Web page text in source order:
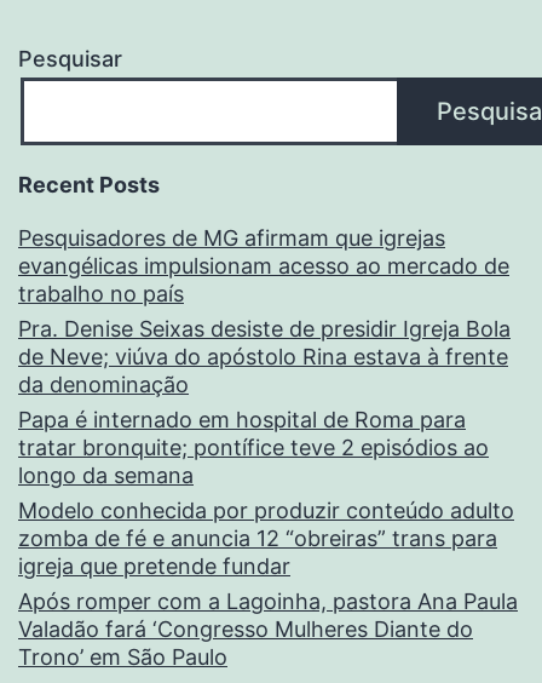
Pesquisar
Recent Posts
Pesquisadores de MG afirmam que igrejas
evangélicas impulsionam acesso ao mercado de
trabalho no país
Pra. Denise Seixas desiste de presidir Igreja Bola
de Neve; viúva do apóstolo Rina estava à frente
da denominação
Papa é internado em hospital de Roma para
tratar bronquite; pontífice teve 2 episódios ao
longo da semana
Modelo conhecida por produzir conteúdo adulto
zomba de fé e anuncia 12 “obreiras” trans para
igreja que pretende fundar
Após romper com a Lagoinha, pastora Ana Paula
Valadão fará ‘Congresso Mulheres Diante do
Trono’ em São Paulo